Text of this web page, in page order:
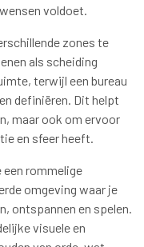
voldoet.
zones te
als scheiding
terwijl een bureau
definiëren. Dit helpt
maar ook om ervoor
en sfeer heeft.
een rommelige
omgeving waar je
ontspannen en spelen.
visuele en